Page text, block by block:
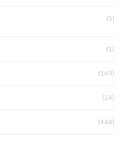
(5)
(1)
(160)
(24)
(444)